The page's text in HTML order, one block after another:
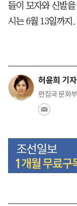
들이 모자와 신발
시는 6월 13일까지
허윤희 기자
편집국 문화